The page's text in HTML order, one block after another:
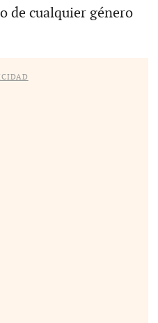
de cualquier género